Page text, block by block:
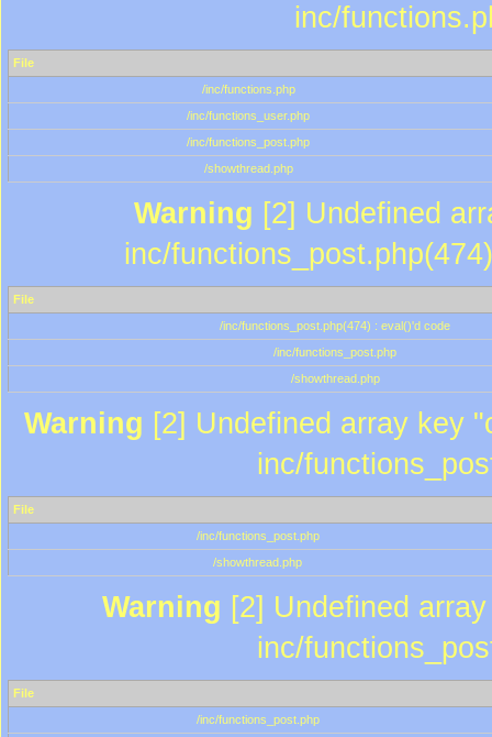
inc/
File
/inc/functions.php
/inc/functions_user.php
/inc/functions_post.php
/showthread.php
Warning [2] Undefined
inc/
File
/inc/functions_post.php(474) : eval()'d code
/inc/functions_post.php
/showthread.php
Warning [2] Undefined array key
inc/
File
/inc/functions_post.php
/showthread.php
Warning [2] Undefined
inc/
File
/inc/functions_post.php